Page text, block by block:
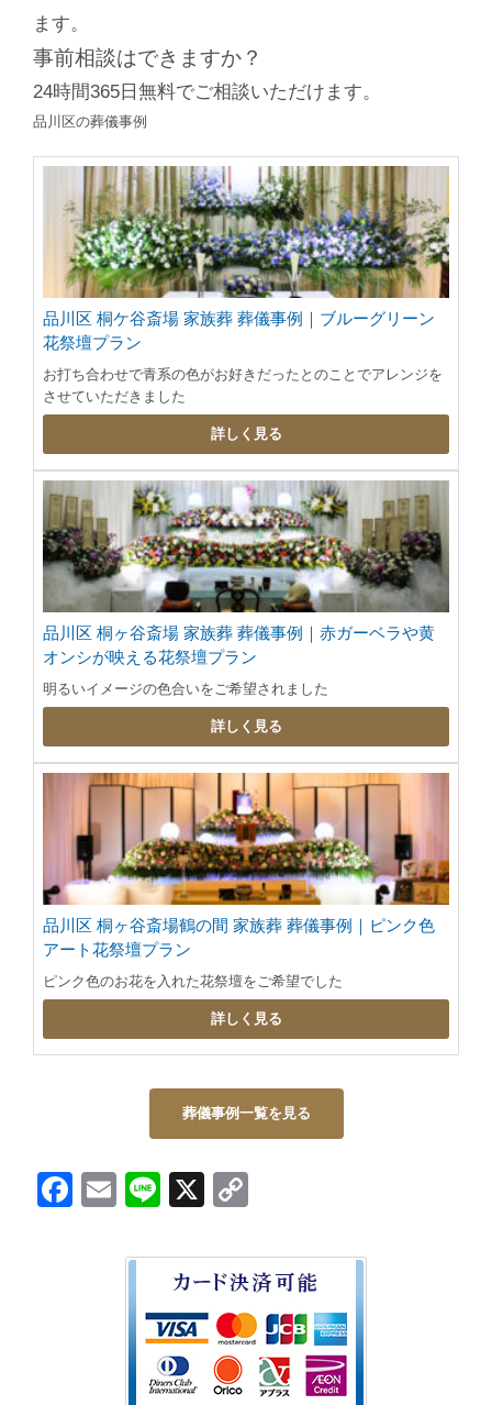
ます。
事前相談はできますか？
24時間365日無料でご相談いただけます。
品川区の葬儀事例
品川区 桐ケ谷斎場 家族葬 葬儀事例｜ブルーグリーン
花祭壇プラン
お打ち合わせで青系の色がお好きだったとのことでアレンジを
させていただきました
詳しく見る
品川区 桐ヶ谷斎場 家族葬 葬儀事例｜赤ガーベラや黄
オンシが映える花祭壇プラン
明るいイメージの色合いをご希望されました
詳しく見る
品川区 桐ヶ谷斎場鶴の間 家族葬 葬儀事例｜ピンク色
アート花祭壇プラン
ピンク色のお花を入れた花祭壇をご希望でした
詳しく見る
葬儀事例一覧を見る
Facebook
EmailLine
X